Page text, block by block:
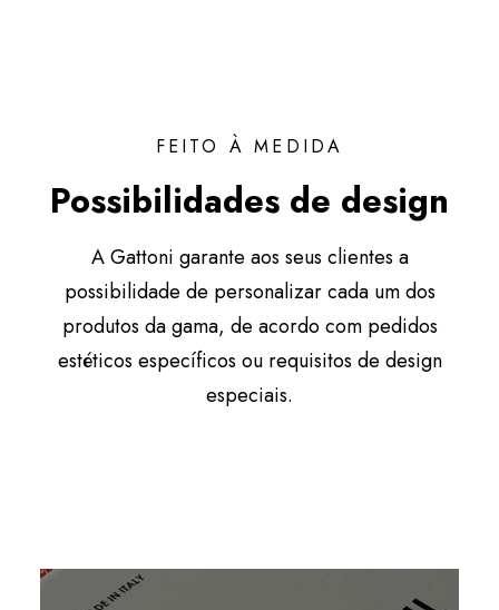
FEITO À MEDIDA
Possibilidades de design
A Gattoni garante aos seus clientes a
possibilidade de personalizar cada um dos
produtos da gama, de acordo com pedidos
estéticos específicos ou requisitos de design
especiais.